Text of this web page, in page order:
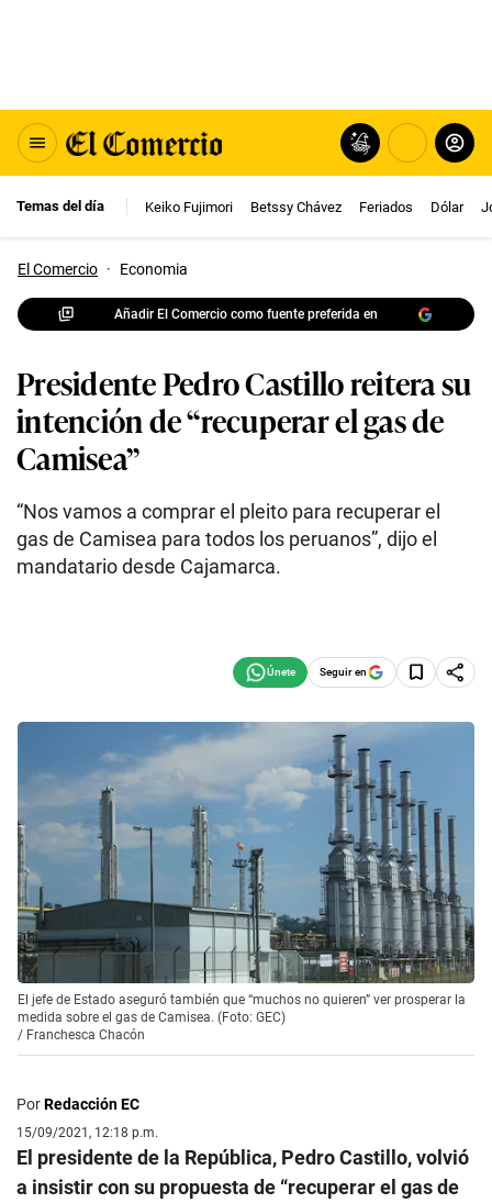
Temas del día Keiko Fujimori Betssy Chávez Feriados Dólar
El Comercio · Economia
Añadir El Comercio como fuente preferida en
Presidente Pedro Castillo reitera su
intención de “recuperar el gas de
Camisea”
“Nos vamos a comprar el pleito para recuperar el
gas de Camisea para todos los peruanos”, dijo el
mandatario desde Cajamarca.
Seguir en
El jefe de Estado aseguró también que “muchos no quieren” ver prosperar la
medida sobre el gas de Camisea. (Foto: GEC)
/ Franchesca Chacón
PorRedacción EC
15/09/2021, 12:18 p.m.
El presidente de la República, Pedro Castillo, volvió
a insistir con su propuesta de “recuperar el gas de